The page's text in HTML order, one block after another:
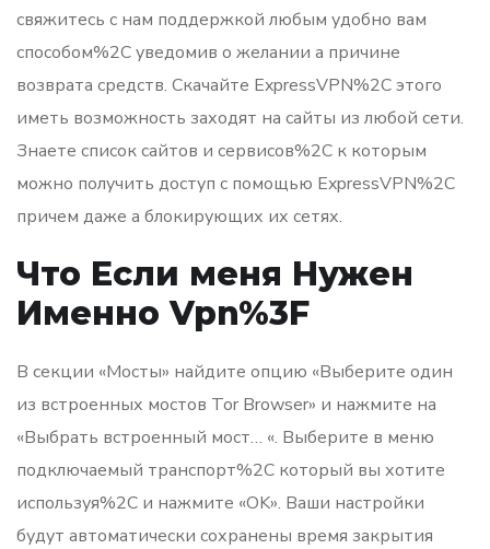
свяжитесь с нам поддержкой любым удобно вам
способом%2C уведомив о желании а причине
возврата средств. Скачайте ExpressVPN%2C этого
иметь возможность заходят на сайты из любой сети.
Знаете список сайтов и сервисов%2C к которым
можно получить доступ с помощью ExpressVPN%2C
причем даже а блокирующих их сетях.
Что Если меня Нужен
Именно Vpn%3F
В секции «Мосты» найдите опцию «Выберите один
из встроенных мостов Tor Browser» и нажмите на
«Выбрать встроенный мост… «. Выберите в меню
подключаемый транспорт%2C который вы хотите
используя%2C и нажмите «OK». Ваши настройки
будут автоматически сохранены время закрытия